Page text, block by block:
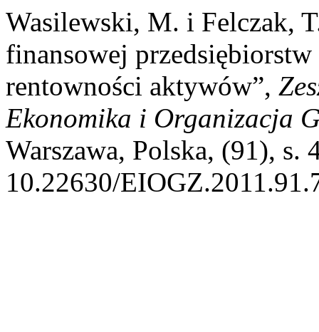
Wasilewski, M. i Felczak,
finansowej
rentowności aktywów”,
Ekonomika i Organizacja
Warszawa, Polska, (91), s.
10.22630/